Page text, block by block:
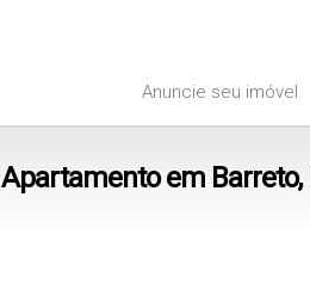
Anuncie seu imóvel
Apartamento em Barreto,